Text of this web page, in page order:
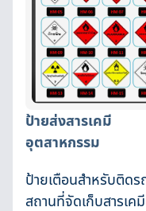
ป้ายส่งสารเคมี
อุตสาหกรรม
ป้ายเตือนสำหรับติดร
สถานที่จัดเก็บสารเคมี